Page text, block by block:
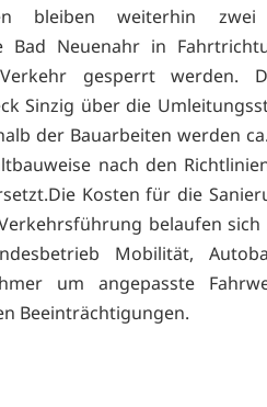
bleiben weiterhin
Bad Neuenahr in
gesperrt werden.
Sinzig über die
der Bauarbeiten werden
nach den
Kosten für die
belaufen
Mobilität,
um angepasste
Beeinträchtigungen.